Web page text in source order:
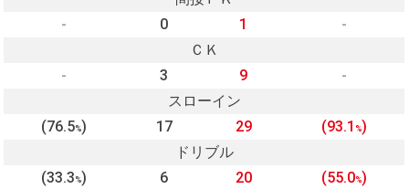
-
0 1
-
ＣＫ
-
3 9
-
スローイン
(76.5%) 17 29 (93.1 %)
ドリブル
(33.3%) 6 20 (55.0%)